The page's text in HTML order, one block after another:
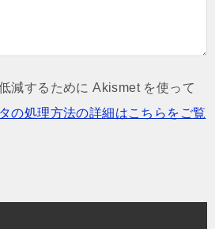
減するために Akismet を使って
の処理方法の詳細はこちらをご覧